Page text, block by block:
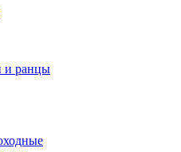
и ранцы